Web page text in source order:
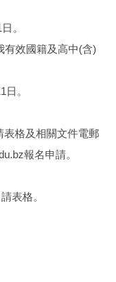
。
效國籍及高中(含)
。
格及相關文件電郵
報名申請。
表格。